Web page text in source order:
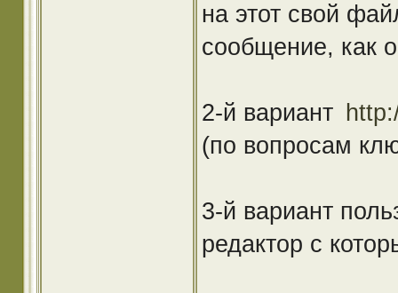
на этот свой
сообщение, как
2-й вариант
(по вопросам
3-й вариант
редактор с